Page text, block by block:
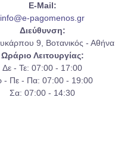
E-Mail:
info@e-pagomenos.gr
Διεύθυνση:
9, Βοτανικός - Αθήνα
Ωράριο Λειτουργίας:
Δε - Τε: 07:00 - 17:00
- Πε - Πα: 07:00 - 19:00
Σα: 07:00 - 14:30